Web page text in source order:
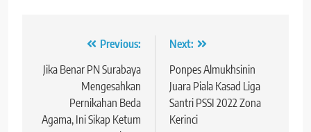
Navigasi
pos
Previous:
Jika Benar PN Surabaya
Mengesahkan
Pernikahan Beda
Agama, Ini Sikap Ketum
Next:
Ponpes Almukhsinin
Juara Piala Kasad Liga
Santri PSSI 2022 Zona
Kerinci